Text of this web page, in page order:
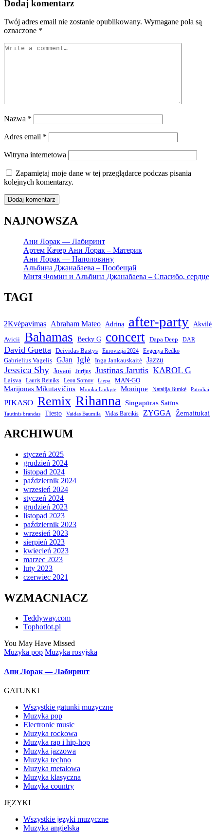
Dodaj komentarz
Twój adres email nie zostanie opublikowany. Wymagane pola są
oznaczone *
Nazwa *
Adres email *
Witryna internetowa
Zapamiętaj moje dane w tej przeglądarce podczas pisania
kolejnych komentarzy.
NAJNOWSZA
Ани Лорак — Лабиринт
Артем Качер Ани Лорак – Материк
Ани Лорак — Наполовину
Альбина Джанабаева – Пообещай
Митя Фомин и Альбина Джанабаева – Спасибо, сердце
TAGI
2Kvėpavimas Abraham Mateo Adrina after-party Akvilė
Avicii Bahamas Becky G concert Dapa Deep DAR
David Guetta Deividas Bastys Eurovizija 2024 Evgenya Redko
Gabrielius Vagelis GJan Iglė Inga Jankauskaitė Jazzu
Jessica Shy Jovani Jurijus Justinas Jarutis KAROL G
Laisva Lauris Reiniks Leon Somov Liepa MAN-GO
Marijonas Mikutavičius Monika Linkytė Monique Natalija Bunkė Patruliai
PIKASO Remix Rihanna Singapūras Satīns
Tautinis brandas Tiesto Vaidas Baumila Vidas Bareikis ZYGGA Žemaitukai
ARCHIWUM
styczeń 2025
grudzień 2024
listopad 2024
październik 2024
wrzesień 2024
styczeń 2024
grudzień 2023
listopad 2023
październik 2023
wrzesień 2023
sierpień 2023
kwiecień 2023
marzec 2023
luty 2023
czerwiec 2021
WZMACNIACZ
Teddyway.com
Tophotlot.pl
You May Have Missed
Posted
Muzyka pop Muzyka rap i hip-hop
Артем Качер Ани Лорак – Материк
GATUNKI
Wszystkie gatunki muzyczne
Muzyka pop
Electronic music
Muzyka rockowa
Muzyka rap i hip-hop
Muzyka jazzowa
Muzyka techno
Muzyka metalowa
Muzyka klasyczna
Muzyka country
JĘZYKI
Wszystkie języki muzyczne
Muzyka angielska